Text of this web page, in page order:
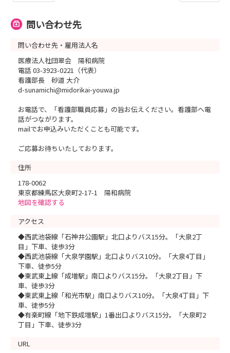
問い合わせ先
問い合わせ先・雇用法人名
医療法人社団翠会 陽和病院
電話 03-3923-0221（代表）
看護部長 砂道 大介
d-sunamichi@midorikai-youwa.jp
お電話で、「看護部職員応募」の旨お伝えください。看護部へ電
話がつながります。
mailでお申込みいただくことも可能です。
ご応募お待ちいたしております。
住所
178-0062
東京都練馬区大泉町2-17-1 陽和病院
地図を確認する
アクセス
◆西武池袋線「石神井公園駅」北口よりバス15分。「大泉2丁
目」下車、徒歩3分
◆西武池袋線「大泉学園駅」北口よりバス10分。「大泉4丁目」
下車、徒歩5分
◆東武東上線「成増駅」南口よりバス15分。「大泉2丁目」下
車、徒歩3分
◆東武東上線「和光市駅」南口よりバス10分。「大泉4丁目」下
車、徒歩5分
◆有楽町線「地下鉄成増駅」1番出口よりバス15分。「大泉町2
丁目」下車、徒歩3分
URL